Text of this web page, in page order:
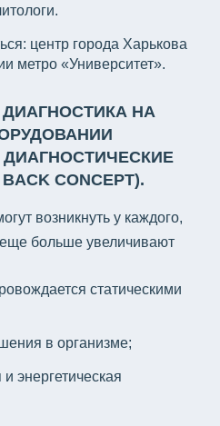
центр города Харькова
метро «Университет».
НА
CONCEPT).
возникнуть у каждого,
еще больше увеличивают
статическими
в организме;
энергетическая